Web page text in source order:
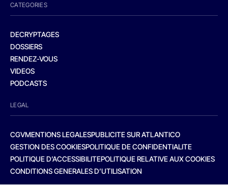
CATEGORIES
DECRYPTAGES
DOSSIERS
RENDEZ-VOUS
VIDEOS
PODCASTS
LEGAL
CGVMENTIONS LEGALESPUBLICITE SUR ATLANTICO
GESTION DES COOKIESPOLITIQUE DE CONFIDENTIALITE
POLITIQUE D’ACCESSIBILITEPOLITIQUE RELATIVE AUX COOKIES
CONDITIONS GENERALES D’UTILISATION